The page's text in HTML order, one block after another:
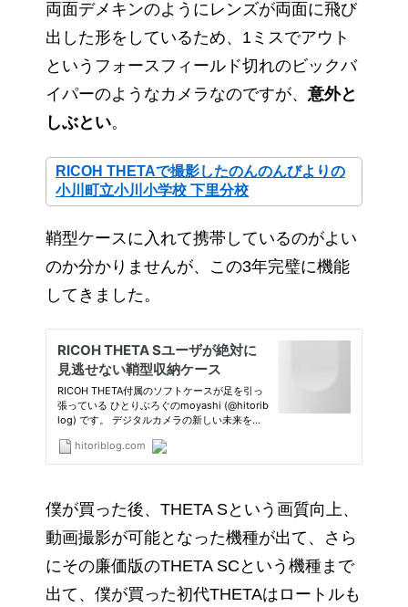
両面デメキンのようにレンズが両面に飛び
出した形をしているため、1ミスでアウト
というフォースフィールド切れのビックバ
イパーのようなカメラなのですが、 意外と
しぶとい。
RICOH THETAで撮影したのんのんびよりの
小川町立小川小学校 下里分校
鞘型ケースに入れて携帯しているのがよい
のか分かりませんが、この3年完璧に機能
してきました。
僕が買った後、THETA Sという画質向上、
動画撮影が可能となった機種が出て、さら
にその廉価版のTHETA SCという機種まで
出て、僕が買った初代THETAはロートルも